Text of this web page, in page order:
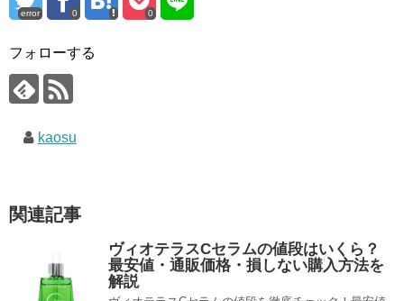
error 0 0
フォローする
kaosu
関連記事
ヴィオテラスCセラムの値段はいくら？
最安値・通販価格・損しない購入方法を
解説